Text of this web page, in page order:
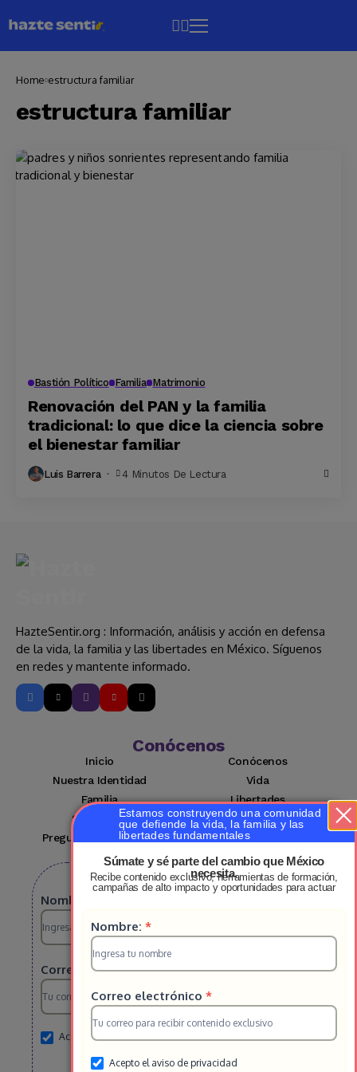
Home estructura familiar
estructura familiar
Bastión Político Familia Matrimonio
Renovación del PAN y la familia
tradicional: lo que dice la ciencia sobre
el bienestar familiar
Luis Barrera 4 Minutos De Lectura
HazteSentir.org : Información, análisis y acción en defensa
de la vida, la familia y las libertades en México. Síguenos
en redes y mantente informado.
Conócenos
Inicio
Conócenos
Nuestra Identidad
Vida
Familia
Libertades
Suscríbete
Mi cuenta
Preguntas Frecuentes
Contacto
Suscribete a nuestro boletin
Suscripcion
HS
2025
Nombre:
Correo electrónico*
Acepto el aviso de privacidad
Estamos construyendo una comunidad
que defiende la vida, la familia y las
libertades fundamentales
Súmate y sé parte del cambio que México
necesita.
Recibe contenido exclusivo, herramientas de formación,
campañas de alto impacto y oportunidades para actuar
Suscripcion
HS
2025
Nombre: *
Correo electrónico *
Acepto el aviso de privacidad